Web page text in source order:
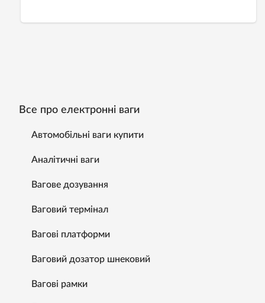
Все про електронні ваги
Автомобільні ваги купити
Аналітичні ваги
Вагове дозування
Ваговий термінал
Вагові платформи
Ваговий дозатор шнековий
Вагові рамки